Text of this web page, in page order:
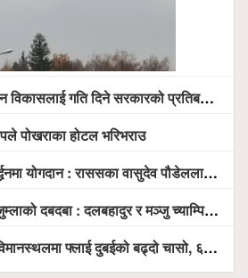
दिने सरकारको प्रतिबद्धता, स्थानीय सरोकारवालासँग व्यापक छलफल
पोखराका होटल भरिभराउ
राससका वासुदेव पौडेललाई ‘मिलेनियम ट्रेक अवार्ड’ प्रदान गरिने
: दलबहादुर र मञ्जु च्याम्पियन, नगदसहित भव्य सम्मान
बढ्दो चासो, ६ घण्टा लामो प्राविधिक निरीक्षणपछि दैनिक उडानको ढोका खुल्दै